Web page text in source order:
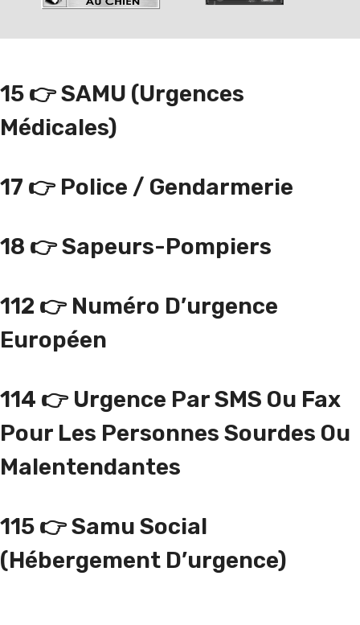
e
r
c
15 👉SAMU (urgences
Médicales)
17 👉 Police / Gendarmerie
18 👉Sapeurs-Pompiers
112 👉 Numéro D’urgence
Européen
114 👉 Urgence Par SMS Ou Fax
Pour Les Personnes Sourdes Ou
Malentendantes
115 👉 Samu Social
(hébergement D’urgence)